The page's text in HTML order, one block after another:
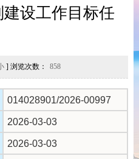
建设工作目标任
] 浏览次数： 858
014028901/2026-00997
2026-03-03
2026-03-03